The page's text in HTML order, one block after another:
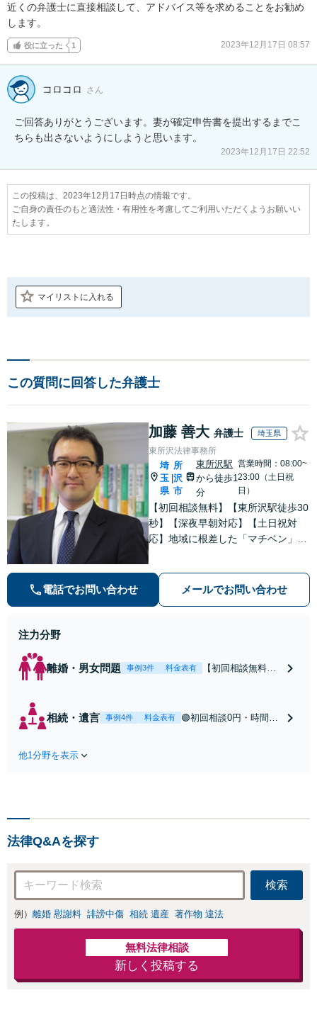
近くの弁護士に直接相談して、アドバイス等を求めることをお勧め
します。
役に立った 1 2023年12月17日 08:57
コロコロ さん
ご回答ありがとうございます。妻が確定申告書を提出するまでこ
ちらも出さないようにしようと思います。
2023年12月17日 22:52
この投稿は、2023年12月17日時点の情報です。
ご自身の責任のもと適法性・有用性を考慮してご利用いただくようお願いい
たします。
マイリストに入れる
この質問に回答した弁護士
加藤 善大 弁護士 埼玉県
東所沢法律事務所
埼
玉
県
|
所
沢
市
東所沢駅
から徒歩1
分
営業時間：08:00~
23:00（土日祝
日）
【初回相談無料】【東所沢駅徒歩30
秒】【深夜早朝対応】【土日祝対
応】地域に根差した「マチベン」と
て出張相談も承ります。リーズナブ
ルな料金体系をご提供しています。
電話でお問い合わせ メールでお問い合わせ
注力分野
離婚・男女問題 事例3件 料金表有
【初回相談無料】
応】中高年離婚／
相続・遺言 事例4件 料金表有
🟢初回相談0円・時間無
弟、親戚とのトラブル
沢駅30秒】
他1分野を表示
法律Q&Aを探す
検索
例） 離婚 慰謝料 誹謗中傷 相続 遺産 著作物 違法
無料法律相談
新しく投稿する